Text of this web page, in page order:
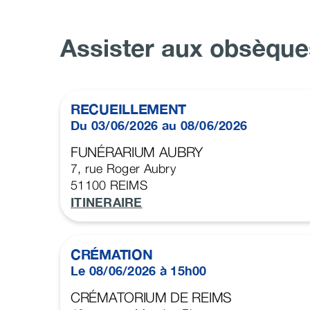
Assister aux
RECUEILLEMENT
Du 03/06/2026 au 08/06/2026
FUNÉRARIUM AUBRY
7, rue Roger Aubry
51100 REIMS
ITINERAIRE
CRÉMATION
Le 08/06/2026 à 15h00
CRÉMATORIUM DE REIMS